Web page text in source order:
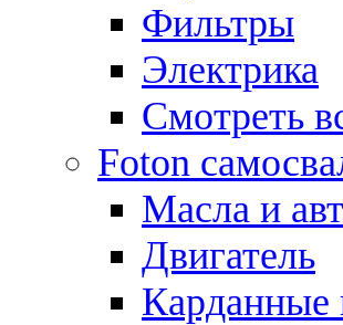
Фильтры
Электрика
Смотреть
Foton
Масла и
Двигатель
Карданные